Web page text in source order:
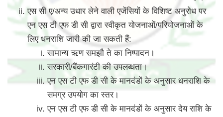
एस सी ए/अन्य उधार लेने वाली एजेंसियों के विशिष्ट अनुरोध पर
एन एस टी एफ डी सी द्वारा स्वीकृत योजनाओं/परियोजनाओं के
लिए धनराशि जारी की जा सकती हैं:
सामान्य ऋण समझौ ते का निष्पादन।
सरकारी/बैंकगारंटी की उपलब्धता।
एन एस टी एफ डी सी के मानदंडों के अनुसार धनराशि के
समग्र उपयोग का स्तर।
एन एस टी एफ डी सी के मानदंडों के अनुसार देय राशि के